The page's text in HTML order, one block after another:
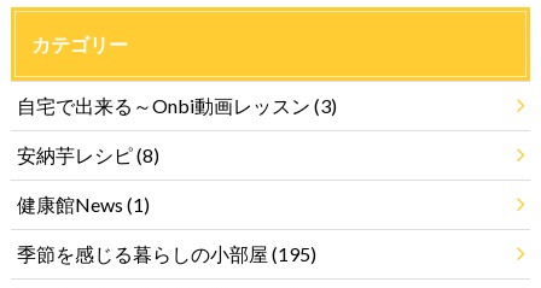
カテゴリー
自宅で出来る～Onbi動画レッスン (3)
安納芋レシピ(8)
健康館News (1)
季節を感じる暮らしの小部屋 (195)